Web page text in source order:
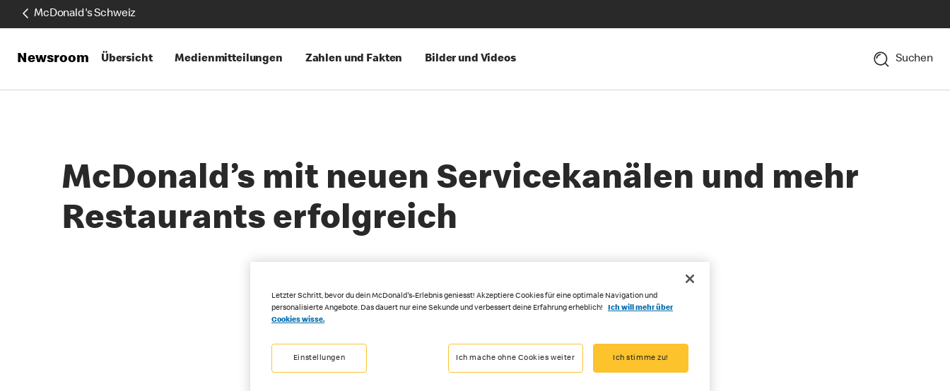
McDonald's Schweiz
Newsroom Übersicht Medienmitteilungen Zahlen und Fakten Bilder und Videos Suchen
McDonald’s mit neuen Servicekanälen und mehr
Restaurants erfolgreich
03-14-2023
87 Prozent der Lebensmittel von Schweizer
Partnern
Letzter Schritt, bevor du dein McDonald's-Erlebnis geniesst! Akzeptiere Cookies für eine optimale Navigation und
personalisierte Angebote. Das dauert nur eine Sekunde und verbessert deine Erfahrung erheblich!
Ich will mehr über
Cookies wisse.
Einstellungen Ich mache ohne Cookies weiter Ich stimme zu!